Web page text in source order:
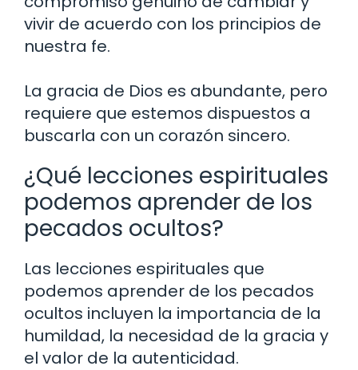
vivir de acuerdo con los principios de
nuestra fe.
La gracia de Dios es abundante, pero
requiere que estemos dispuestos a
buscarla con un corazón sincero.
¿Qué lecciones espirituales
podemos aprender de los
pecados ocultos?
Las lecciones espirituales que
podemos aprender de los pecados
ocultos incluyen la importancia de la
humildad, la necesidad de la gracia y
el valor de la autenticidad.